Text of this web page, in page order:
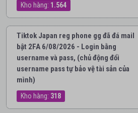
Kho hàng: 1.564
Tiktok Japan reg phone gg đã đá mail
bật 2FA 6/08/2026 - Login bằng
username và pass, (chủ động đổi
username pass tự bảo vệ tài sản của
mình)
Kho hàng: 318